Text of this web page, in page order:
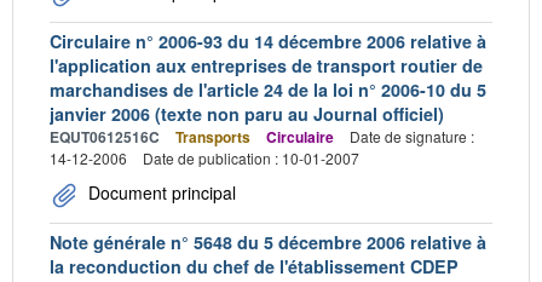
Circulaire n° 2006-93 du 14 décembre 2006 relative à
l'application aux entreprises de transport routier de
marchandises de l'article 24 de la loi n° 2006-10 du 5
janvier 2006 (texte non paru au Journal officiel)
EQUT0612516C Transports Circulaire
Date de signature :
14-12-2006
Date de publication : 10-01-2007
Document principal
Note générale n° 5648 du 5 décembre 2006 relative à
la reconduction du chef de l'établissement CDEP